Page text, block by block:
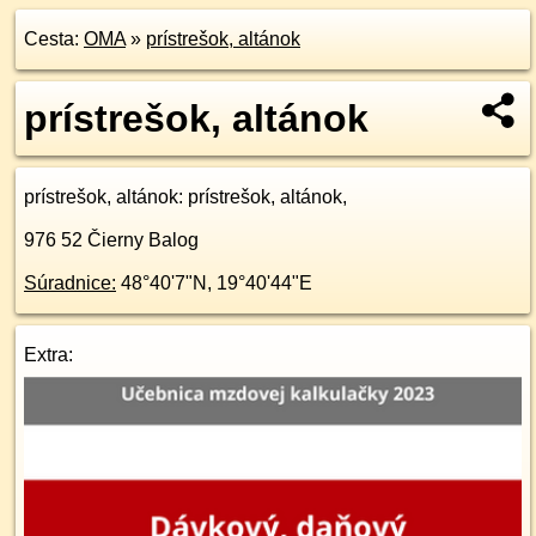
Cesta: OMA» prístrešok, altánok
prístrešok, altánok
prístrešok, altánok: prístrešok, altánok,
976 52 Čierny Balog
Súradnice: 48°40'7"N , 19°40'44"E
Extra: